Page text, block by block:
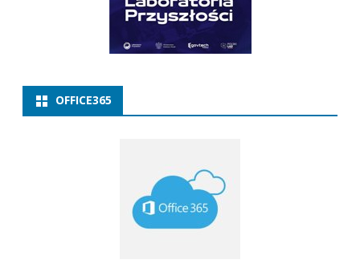
OFFICE365